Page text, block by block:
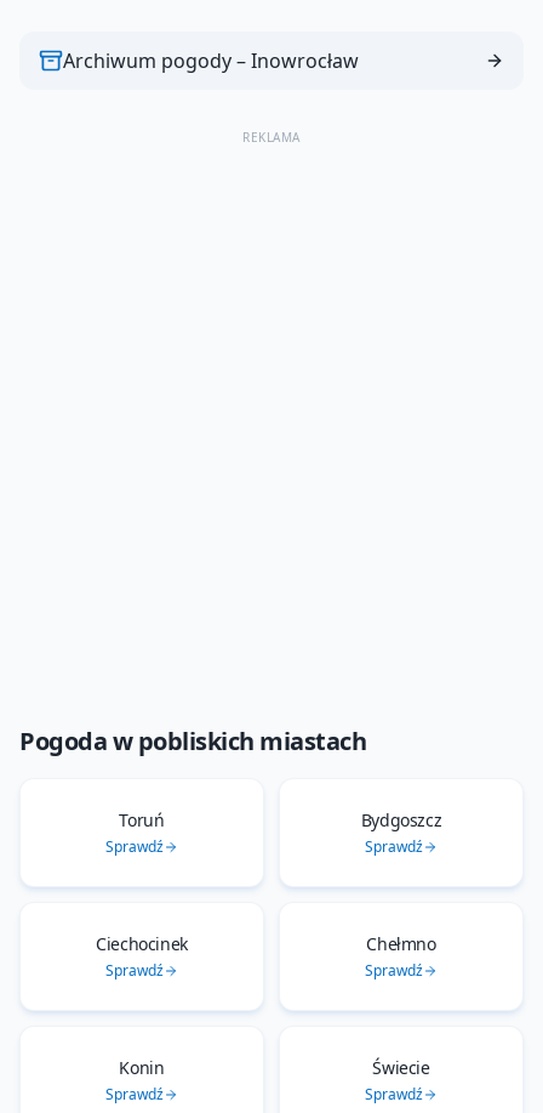
Archiwum pogody –Inowrocław
REKLAMA
Pogoda w pobliskich miastach
Toruń
Sprawdź
Bydgoszcz
Sprawdź
Ciechocinek
Sprawdź
Chełmno
Sprawdź
Konin
Sprawdź
Świecie
Sprawdź